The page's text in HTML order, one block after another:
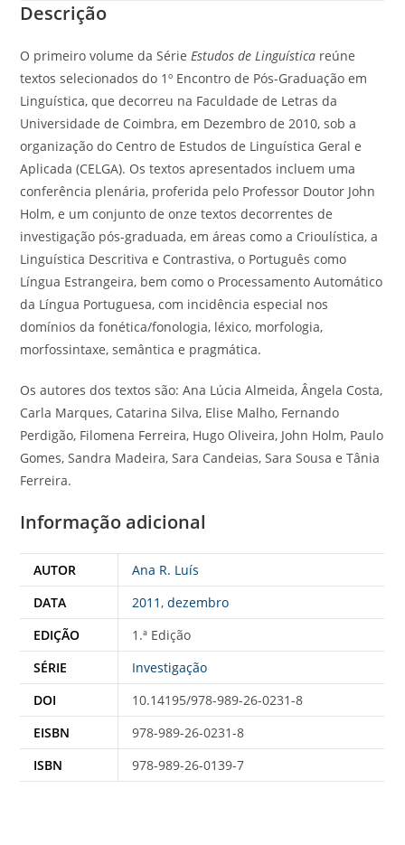
Descrição
O primeiro volume da SérieEstudos de Linguística reúne
textos selecionados do 1º Encontro de Pós-Graduação em
Linguística, que decorreu na Faculdade de Letras da
Universidade de Coimbra, em Dezembro de 2010, sob a
organização do Centro de Estudos de Linguística Geral e
Aplicada (CELGA). Os textos apresentados incluem uma
conferência plenária, proferida pelo Professor Doutor John
Holm, e um conjunto de onze textos decorrentes de
investigação pós-graduada, em áreas como a Crioulística, a
Linguística Descritiva e Contrastiva, o Português como
Língua Estrangeira, bem como o Processamento Automático
da Língua Portuguesa, com incidência especial nos
domínios da fonética/fonologia, léxico, morfologia,
morfossintaxe, semântica e pragmática.
Os autores dos textos são: Ana Lúcia Almeida, Ângela Costa,
Carla Marques, Catarina Silva, Elise Malho, Fernando
Perdigão, Filomena Ferreira, Hugo Oliveira, John Holm, Paulo
Gomes, Sandra Madeira, Sara Candeias, Sara Sousa e Tânia
Ferreira.
Informação adicional
AUTOR
Ana R. Luís
DATA
2011,dezembro
EDIÇÃO
1.ª Edição
SÉRIE
Investigação
DOI
10.14195/978-989-26-0231-8
EISBN
978-989-26-0231-8
ISBN
978-989-26-0139-7